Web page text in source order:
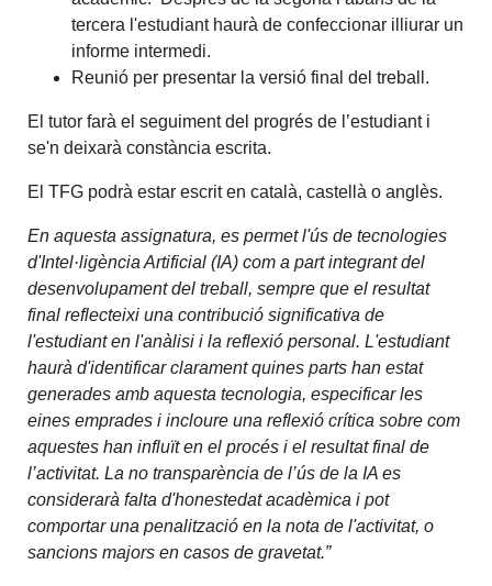
tercera l'estudiant haurà de confeccionar illiurar un
informe intermedi.
Reunió per presentar la versió final del treball.
El tutor farà el seguiment del progrés de l’estudiant i
se'n deixarà constància escrita.
El TFG podrà estar escrit en català, castellà o anglès.
En aquesta assignatura, es permet l'ús de tecnologies
d'Intel·ligència Artificial (IA) com a part integrant del
desenvolupament del treball, sempre que el resultat
final reflecteixi una contribució significativa de
l'estudiant en l'anàlisi i la reflexió personal. L'estudiant
haurà d'identificar clarament quines parts han estat
generades amb aquesta tecnologia, especificar les
eines emprades i incloure una reflexió crítica sobre com
aquestes han influït en el procés i el resultat final de
l’activitat. La no transparència de l’ús de la IA es
considerarà falta d'honestedat acadèmica i pot
comportar una penalització en la nota de l'activitat, o
sancions majors en casos de gravetat.”